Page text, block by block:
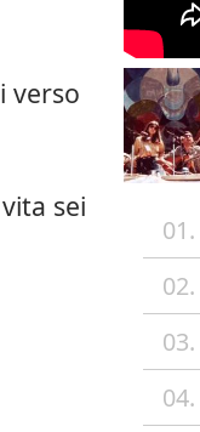
01.
02.
03.
04.
verso
sei